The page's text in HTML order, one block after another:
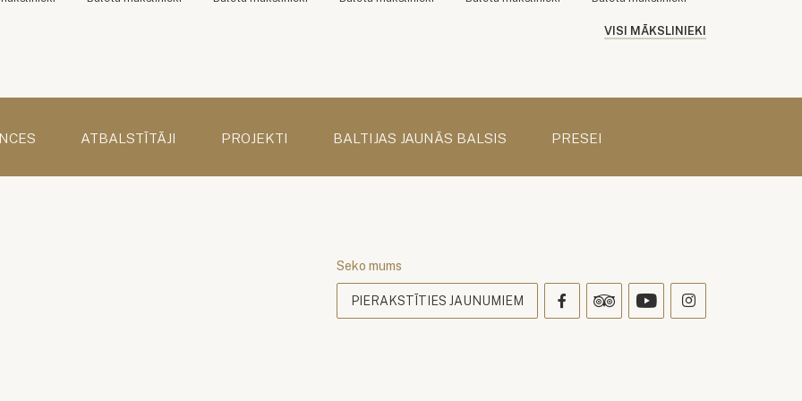
VISI MĀKSLINIEKI
ATBALSTĪTĀJI PROJEKTI BALTIJAS JAUNĀS BALSIS PRESEI
Seko mums
PIERAKSTĪTIES JAUNUMIEM